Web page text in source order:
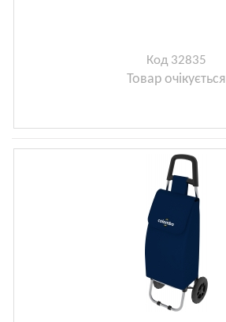
Код 32835
Товар очікується